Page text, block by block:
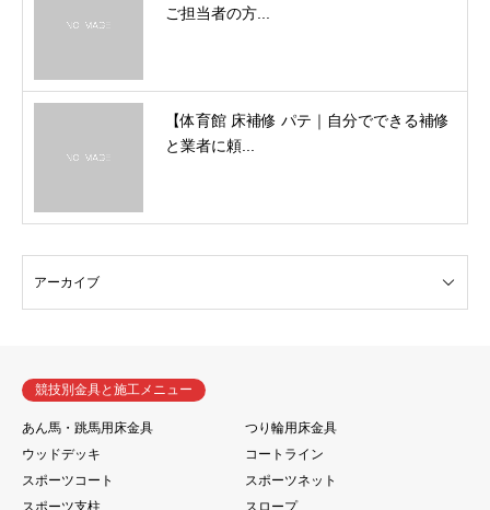
ご担当者の方...
【体育館 床補修 パテ｜自分でできる補修
と業者に頼...
競技別金具と施工メニュー
あん馬・跳馬用床金具
つり輪用床金具
ウッドデッキ
コートライン
スポーツコート
スポーツネット